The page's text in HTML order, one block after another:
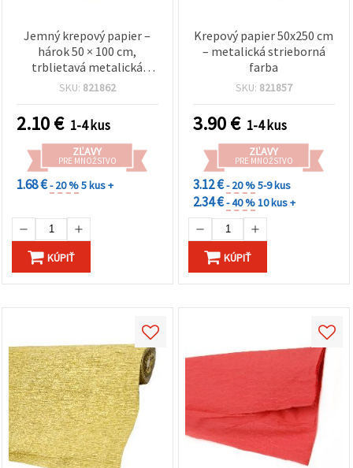
Jemný krepový papier –
hárok 50 × 100 cm,
trblietavá metalická
zlatá (zlatý odtieň) –
kreatívny papier na
balenie darčekov,
kvetinové aranžmány,
párty dekor a DIY tvorenie
SKU: 821862
2.10€ 1-4 kus
ZĽAVY
PRE MNOŽSTVO
1.68 €- 20 %5 kus +
KÚPIŤ
Krepový papier 50x250 cm
– metalická strieborná
farba
SKU: 821857
3.90€ 1-4 kus
ZĽAVY
PRE MNOŽSTVO
3.12 €- 20 %5-9 kus
2.34 €- 40 %10 kus +
KÚPIŤ